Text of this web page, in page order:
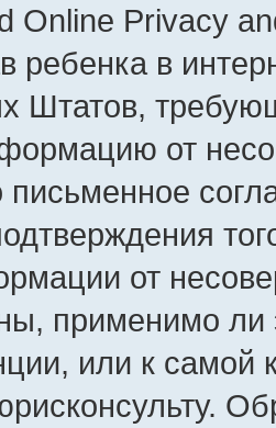
Online Privacy
ребенка в
Штатов,
от
письменное
от
применимо ли
или к самой